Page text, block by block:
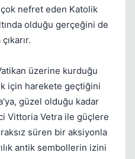
çok nefret eden Katolik
olduğu gerçeğini de
üzerine kurduğu
için harekete geçtiğini
güzel olduğu kadar
Vittoria Vetra ile güçlere
süren bir aksiyonla
antik sembollerin izini